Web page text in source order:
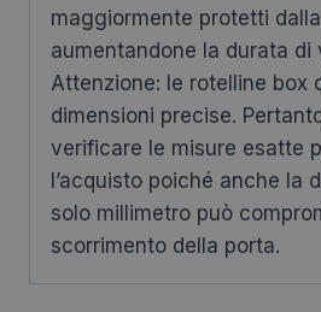
maggiormente protetti
aumentandone la durata di
Attenzione: le rotelline box
dimensioni precise.
verificare le misure esatte
l’acquisto poiché anche la
solo millimetro può
scorrimento della porta.